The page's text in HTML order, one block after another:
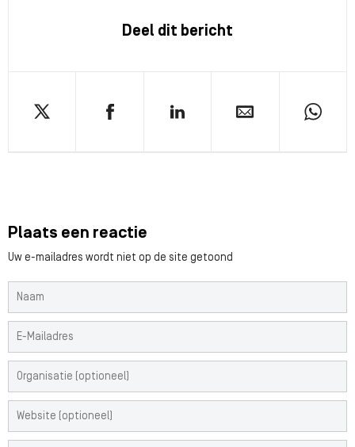
Deel dit bericht
Plaats een reactie
Uw e-mailadres wordt niet op de site getoond